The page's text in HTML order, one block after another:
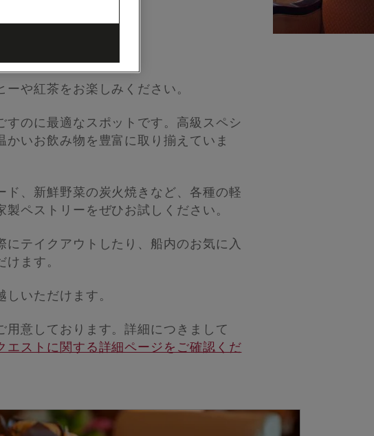
や紅茶をお楽しみください。
のに最適なスポットです。高級スペシ
いお飲み物を豊富に取り揃えていま
ド、新鮮野菜の炭火焼きなど、各種の軽
ペストリーをぜひお試しください。
テイクアウトしたり、船内のお気に入
ます。
いただけます。
意しております。詳細につきまして
エストに関する詳細ページをご確認くだ